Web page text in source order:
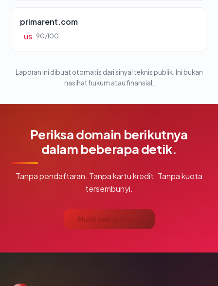
primarent.com
US 90/100
Laporan ini dibuat otomatis dari sinyal teknis publik. Ini bukan
nasihat hukum atau finansial.
Periksa domain berikutnya
dalam beberapa detik.
Tanpa pendaftaran. Tanpa kartu kredit. Tanpa kuota
tersembunyi.
Mulai cek gratis →